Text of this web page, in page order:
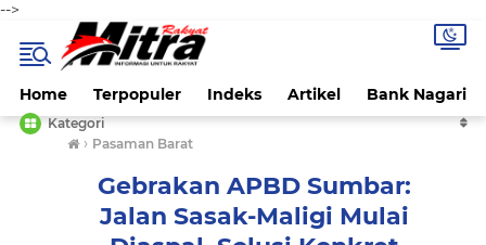
-->
Home Terpopuler Indeks Artikel Bank Nagari
Kategori
› Pasaman Barat
Gebrakan APBD Sumbar:
Jalan Sasak-Maligi Mulai